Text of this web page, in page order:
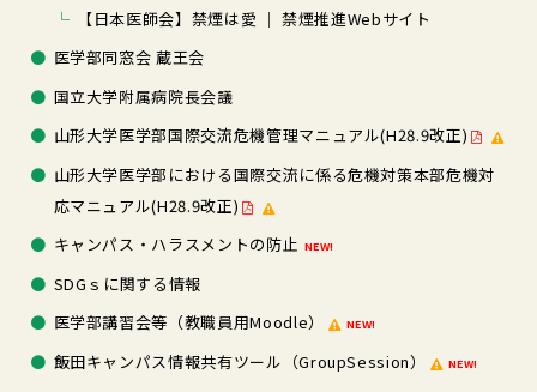
【日本医師会】禁煙は愛 ｜ 禁煙推進Webサイト
医学部同窓会 蔵王会
国立大学附属病院長会議
山形大学医学部国際交流危機管理マニュアル(H28.9改正)
山形大学医学部における国際交流に係る危機対策本部危機対
応マニュアル(H28.9改正)
キャンパス・ハラスメントの防止 NEW!
SDGｓに関する情報
医学部講習会等（教職員用Moodle）
NEW!
飯田キャンパス情報共有ツール（GroupSession） NEW!